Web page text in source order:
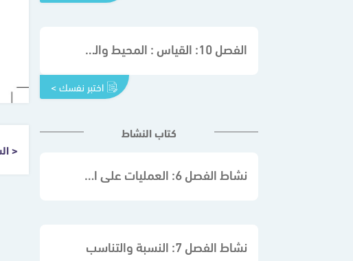
الفصل 10: القياس : المحيط والمساحة والحجم
اختبر نفسك >
كتاب النشاط
نشاط الفصل 6: العمليات على الكسور الاعتيادية
نشاط الفصل 7: النسبة والتناسب
<